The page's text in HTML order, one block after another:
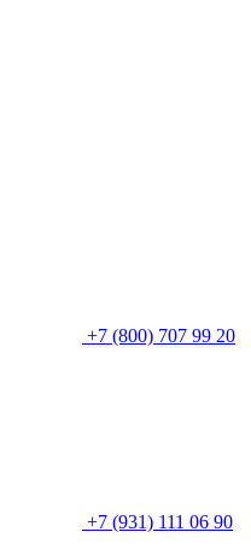
+7 (800) 707 99 20
+7 (931) 111 06 90